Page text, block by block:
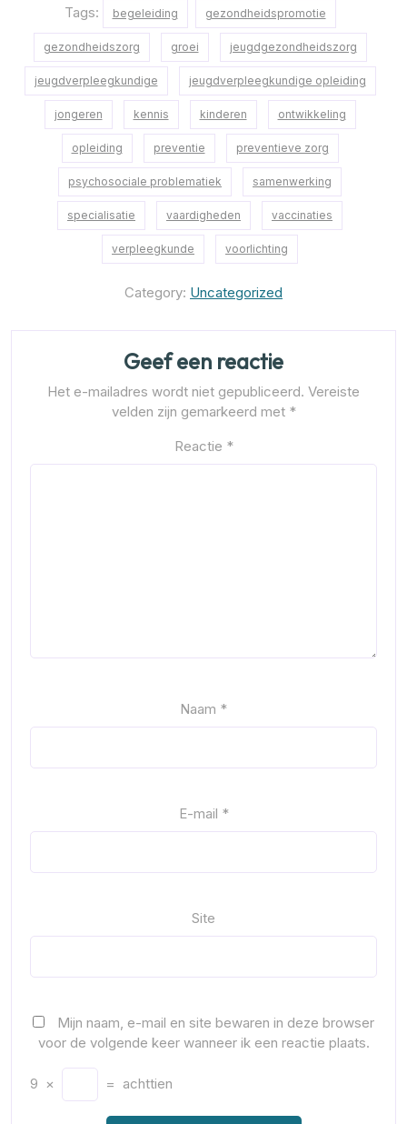
Tags: begeleiding gezondheidspromotie
gezondheidszorg groei jeugdgezondheidszorg
jeugdverpleegkundige jeugdverpleegkundige opleiding
jongeren kennis kinderen ontwikkeling
opleiding preventie preventieve zorg
psychosociale problematiek samenwerking
specialisatie vaardigheden vaccinaties
verpleegkunde voorlichting
Category: Uncategorized
Geef een reactie
Het e-mailadres wordt niet gepubliceerd. Vereiste
velden zijn gemarkeerd met *
Reactie *
Naam *
E-mail *
Site
Mijn naam, e-mail en site bewaren in deze browser
voor de volgende keer wanneer ik een reactie plaats.
9 × = achttien